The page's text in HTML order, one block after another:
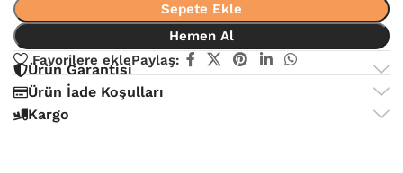
Sepete Ekle
Hemen Al
Favorilere eklePaylaş:
Ürün Garantisi
Ürün İade Koşulları
Kargo